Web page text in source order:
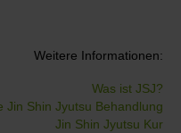
Weitere Informationen:
Was ist JSJ?
Jin Shin Jyutsu Behandlung
Jin Shin Jyutsu Kur